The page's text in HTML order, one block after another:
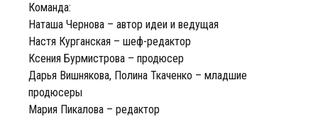
Команда:
Наташа Чернова – автор идеи и ведущая
Настя Курганская – шеф-редактор
Ксения Бурмистрова – продюсер
Дарья Вишнякова, Полина Ткаченко – младшие
продюсеры
Мария Пикалова – редактор